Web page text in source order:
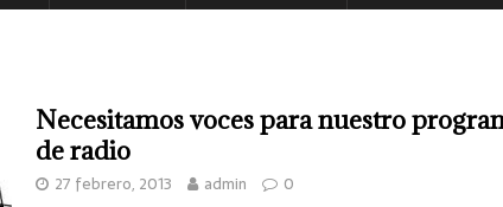
Necesitamos voces para nuestro
de radio
27 febrero, 2013 admin 0